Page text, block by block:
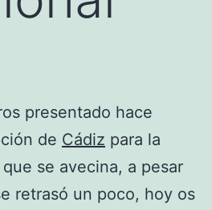
presentado hace
de Cádiz para la
se avecina, a pesar
retrasó un poco, hoy os